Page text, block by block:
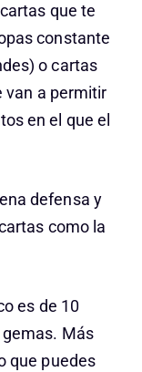
que te
constante
o cartas
van a permitir
en el que el
defensa y
como la
es de 10
Más
que puedes